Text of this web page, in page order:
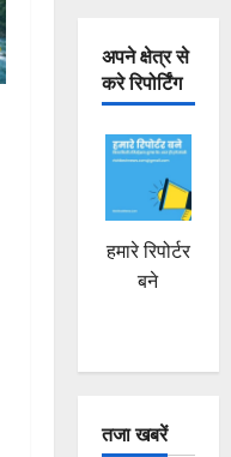
अपने क्षेत्र से
करे रिपोर्टिंग
हमारे रिपोर्टर
बने
तजा खबरें